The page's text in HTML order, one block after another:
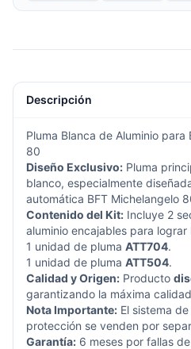
Descripción
Pluma Blanca de Aluminio
80
Diseño Exclusivo: Pluma
blanco, especialmente
automática BFT Michelangelo
Contenido del Kit: Incluye 2
aluminio encajables para
1 unidad de pluma ATT704.
1 unidad de pluma ATT504.
Calidad y Origen: Producto
garantizando la máxima
Nota Importante: El sistema
protección se venden por
Garantía: 6 meses por fallas